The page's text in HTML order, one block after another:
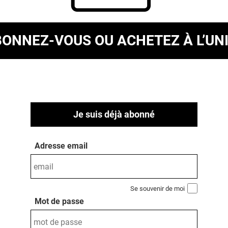
VOUS OU ACHETEZ À
Je suis déjà abonné
Adresse email
Se souvenir de moi
Mot de passe